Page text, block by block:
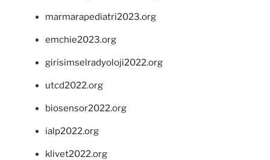
marmarapediatri2023.org
emchie2023.org
girisimselradyoloji2022.org
utcd2022.org
biosensor2022.org
ialp2022.org
klivet2022.org